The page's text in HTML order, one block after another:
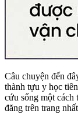
Câu chuyện đến
thành tựu y học
cứu sống một cách
đăng trên trang